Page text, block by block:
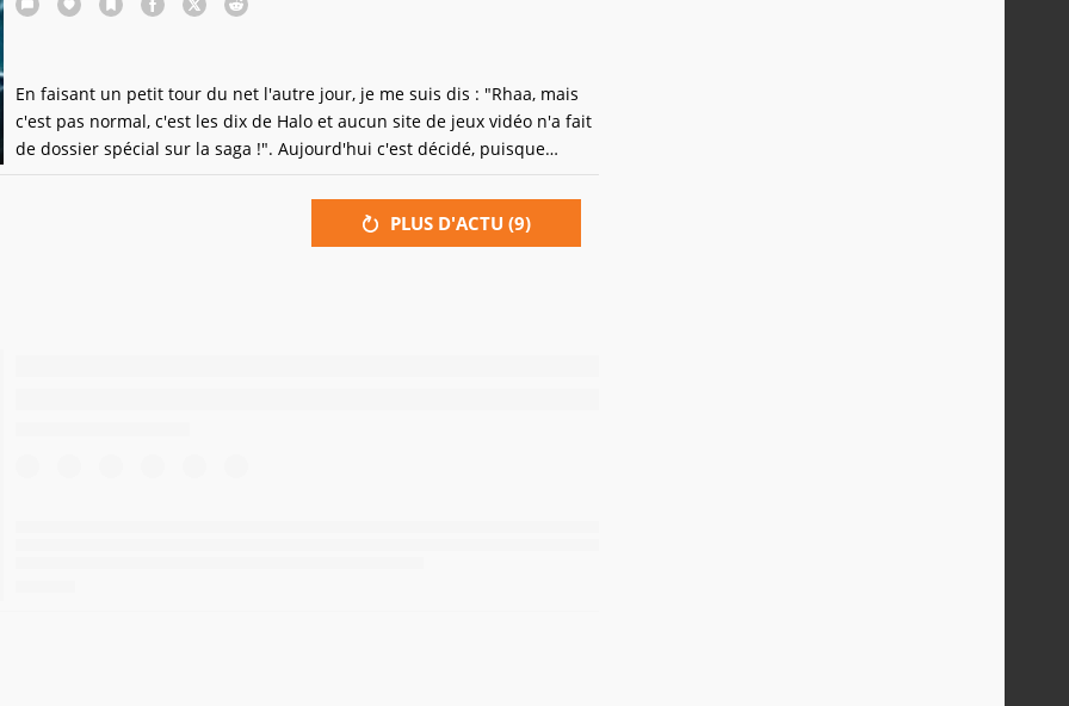
En faisant un petit tour du net l'autre jour, je me suis dis : "Rhaa, mais
c'est pas normal, c'est les dix de Halo et aucun site de jeux vidéo n'a fait
de dossier spécial sur la saga !". Aujourd'hui c'est décidé, puisque
personne ne s'y colle, eh bien je vais le faire !
PLUS D'ACTU (9)